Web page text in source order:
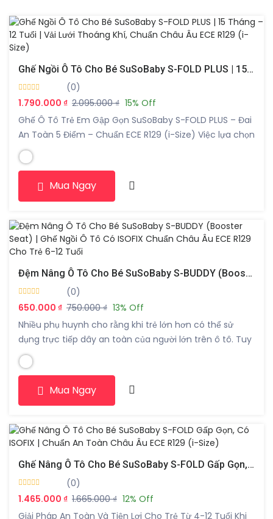
Ghế Ngồi Ô Tô Cho Bé SuSoBaby S-FOLD PLUS | 15 Tháng – 12 Tuổi | Vải Lưới Thoáng Khí, Chuẩn Châu Âu ECE R129 (i-Size)
(0)
1.790.000 ₫ 2.095.000 ₫ 15% Off
Ghế Ô Tô Trẻ Em Gập Gọn SuSoBaby S-FOLD PLUS – Đai
An Toàn 5 Điểm – Chuẩn ECE R129 (i-Size) Việc lựa chọn
một chiếc ghế ngồi ô tô cho bé phù hợp không chỉ giúp
trẻ ngồi thoải mái mà còn đóng vai trò quan trọng
trong việc bảo vệ an toàn trên […]
Mua Ngay
Đệm Nâng Ô Tô Cho Bé SuSoBaby S-BUDDY (Booster Seat) | Ghế Ngồi Ô Tô Có ISOFIX Chuẩn Châu Âu ECE R129 Cho Trẻ 6-12 Tuổi
(0)
650.000 ₫ 750.000 ₫ 13% Off
Nhiều phụ huynh cho rằng khi trẻ lớn hơn có thể sử
dụng trực tiếp dây an toàn của người lớn trên ô tô. Tuy
nhiên, thực tế trẻ từ 6 đến 12 tuổi hoặc có chiều cao
dưới 150cm vẫn chưa phù hợp với vị trí dây an toàn tiêu
Mua Ngay
Ghế Nâng Ô Tô Cho Bé SuSoBaby S-FOLD Gấp Gọn, Có ISOFIX | Chuẩn An Toàn Châu Âu ECE R129 (i-Size)
(0)
1.465.000 ₫ 1.665.000 ₫ 12% Off
Giải Pháp An Toàn Và Tiện Lợi Cho Trẻ Từ 4-12 Tuổi Khi